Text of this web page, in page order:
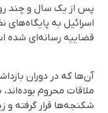
پس از یک سال و چند
اسرائیل به
قضاییه رسانه‌ای شده
آن‌ها که در دوران
شکنجه‌ها قرار گرفته و